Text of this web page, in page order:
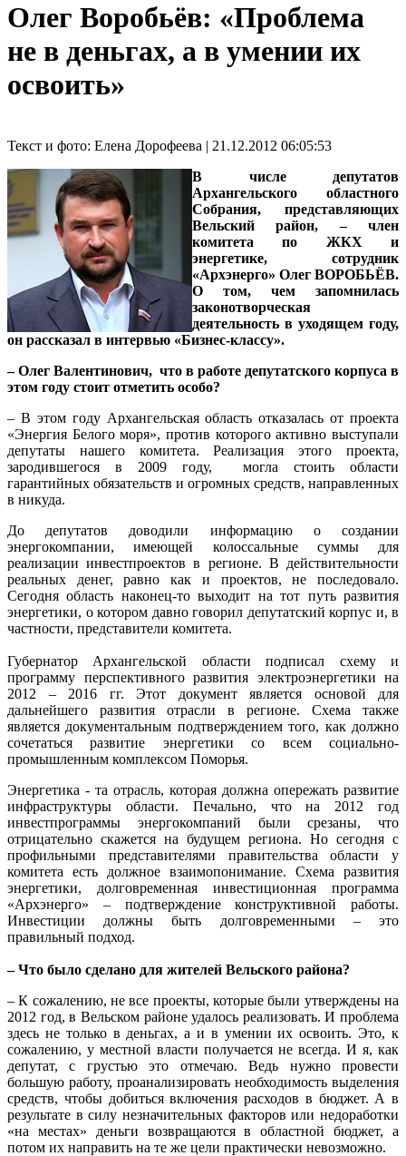
Олег Воробьёв: «Проблема
не в деньгах, а в умении их
освоить»
Текст и фото: Елена Дорофеева | 21.12.2012 06:05:53
В числе депутатов
Архангельского областного
Собрания, представляющих
Вельский район, – член
комитета по ЖКХ и
энергетике, сотрудник
«Архэнерго» Олег ВОРОБЬЁВ.
О том, чем запомнилась
законотворческая
деятельность в уходящем году,
он рассказал в интервью «Бизнес-классу».
– Олег Валентинович, что в работе депутатского корпуса в
этом году стоит отметить особо?
– В этом году Архангельская область отказалась от проекта
«Энергия Белого моря», против которого активно выступали
депутаты нашего комитета. Реализация этого проекта,
зародившегося в 2009 году, могла стоить области
гарантийных обязательств и огромных средств, направленных
в никуда.
До депутатов доводили информацию о создании
энергокомпании, имеющей колоссальные суммы для
реализации инвестпроектов в регионе. В действительности
реальных денег, равно как и проектов, не последовало.
Сегодня область наконец-то выходит на тот путь развития
энергетики, о котором давно говорил депутатский корпус и, в
частности, представители комитета.
Губернатор Архангельской области подписал схему и
программу перспективного развития электроэнергетики на
2012 – 2016 гг. Этот документ является основой для
дальнейшего развития отрасли в регионе. Схема также
является документальным подтверждением того, как должно
сочетаться развитие энергетики со всем социально-
промышленным комплексом Поморья.
Энергетика - та отрасль, которая должна опережать развитие
инфраструктуры области. Печально, что на 2012 год
инвестпрограммы энергокомпаний были срезаны, что
отрицательно скажется на будущем региона. Но сегодня с
профильными представителями правительства области у
комитета есть должное взаимопонимание. Схема развития
энергетики, долговременная инвестиционная программа
«Архэнерго» – подтверждение конструктивной работы.
Инвестиции должны быть долговременными – это
правильный подход.
– Что было сделано для жителей Вельского района?
– К сожалению, не все проекты, которые были утверждены на
2012 год, в Вельском районе удалось реализовать. И проблема
здесь не только в деньгах, а и в умении их освоить. Это, к
сожалению, у местной власти получается не всегда. И я, как
депутат, с грустью это отмечаю. Ведь нужно провести
большую работу, проанализировать необходимость выделения
средств, чтобы добиться включения расходов в бюджет. А в
результате в силу незначительных факторов или недоработки
«на местах» деньги возвращаются в областной бюджет, а
потом их направить на те же цели практически невозможно.